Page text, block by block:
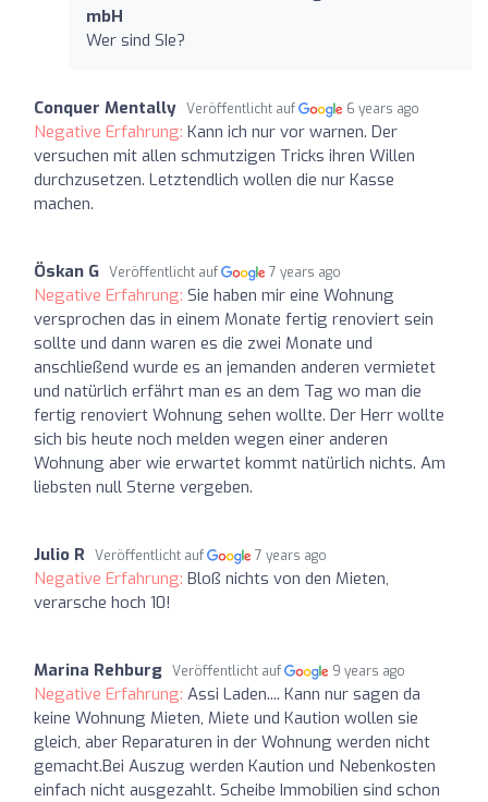
mbH
Wer sind SIe?
Conquer Mentally Veröffentlicht auf 6 years ago
Negative Erfahrung: Kann ich nur vor warnen. Der
versuchen mit allen schmutzigen Tricks ihren Willen
durchzusetzen. Letztendlich wollen die nur Kasse
machen.
Öskan G Veröffentlicht auf 7 years ago
Negative Erfahrung: Sie haben mir eine Wohnung
versprochen das in einem Monate fertig renoviert sein
sollte und dann waren es die zwei Monate und
anschließend wurde es an jemanden anderen vermietet
und natürlich erfährt man es an dem Tag wo man die
fertig renoviert Wohnung sehen wollte. Der Herr wollte
sich bis heute noch melden wegen einer anderen
Wohnung aber wie erwartet kommt natürlich nichts. Am
liebsten null Sterne vergeben.
Julio R Veröffentlicht auf 7 years ago
Negative Erfahrung: Bloß nichts von den Mieten,
verarsche hoch 10!
Marina Rehburg Veröffentlicht auf 9 years ago
Negative Erfahrung: Assi Laden.... Kann nur sagen da
keine Wohnung Mieten, Miete und Kaution wollen sie
gleich, aber Reparaturen in der Wohnung werden nicht
gemacht.Bei Auszug werden Kaution und Nebenkosten
einfach nicht ausgezahlt. Scheibe Immobilien sind schon